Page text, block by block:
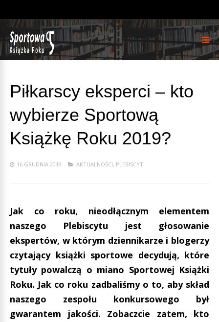
Piłkarscy eksperci – kto
wybierze Sportową
Książkę Roku 2019?
16 GRUDNIA 2019 AKTUALNOŚCI, PLEBISCYT
Jak co roku, nieodłącznym elementem
naszego Plebiscytu jest głosowanie
ekspertów, w którym dziennikarze i blogerzy
czytający książki sportowe decydują, które
tytuły powalczą o miano Sportowej Książki
Roku. Jak co roku zadbaliśmy o to, aby skład
naszego zespołu konkursowego był
gwarantem jakości. Zobaczcie zatem, kto